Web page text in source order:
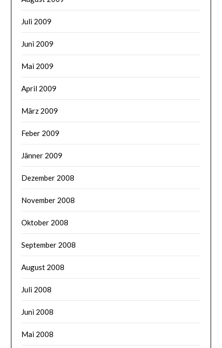
Juli 2009
Juni 2009
Mai 2009
April 2009
März 2009
Feber 2009
Jänner 2009
Dezember 2008
November 2008
Oktober 2008
September 2008
August 2008
Juli 2008
Juni 2008
Mai 2008